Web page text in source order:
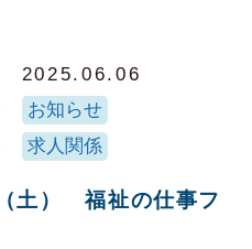
2025.06.06
お知らせ
求人関係
土） 福祉の仕事フ